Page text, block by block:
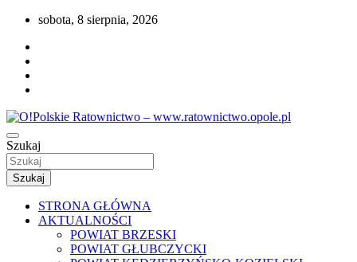
Przejdź
treści
sobota, 8 sierpnia, 2026
O!Polskie Ratownictwo –
www.ratownictwo.opole.pl
Portal opolskiego i polskiego ratownictwa.
Szukaj
Szukaj
STRONA GŁÓWNA
AKTUALNOŚCI
POWIAT BRZESKI
POWIAT GŁUBCZYCKI